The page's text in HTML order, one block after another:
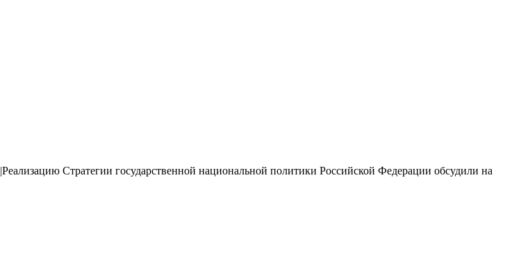
|Реализацию Стратегии государственной национальной политики Российской Федерации обсудили на